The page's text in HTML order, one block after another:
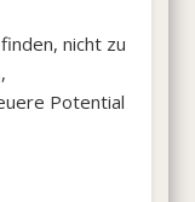
nicht zu
Potential